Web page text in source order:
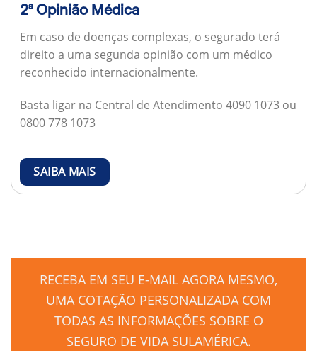
2ª Opinião Médica
Em caso de doenças complexas, o segurado terá
direito a uma segunda opinião com um médico
reconhecido internacionalmente.
Basta ligar na Central de Atendimento 4090 1073 ou
0800 778 1073
SAIBA MAIS
RECEBA EM SEU E-MAIL AGORA MESMO,
UMA COTAÇÃO PERSONALIZADA COM
TODAS AS INFORMAÇÕES SOBRE O
SEGURO DE VIDA SULAMÉRICA.